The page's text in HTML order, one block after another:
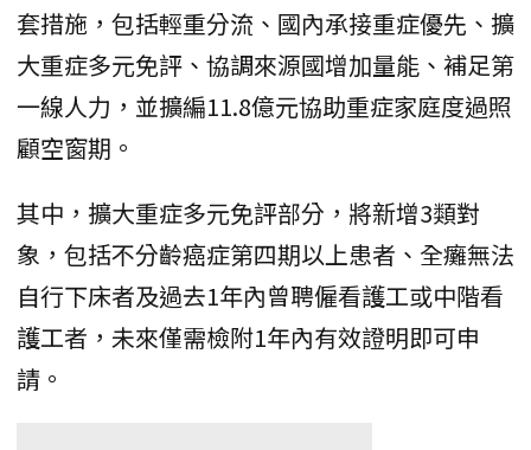
套措施，包括輕重分流、國內承接重症優先、擴
大重症多元免評、協調來源國增加量能、補足第
一線人力，並擴編11.8億元協助重症家庭度過照
顧空窗期。
其中，擴大重症多元免評部分，將新增3類對
象，包括不分齡癌症第四期以上患者、全癱無法
自行下床者及過去1年內曾聘僱看護工或中階看
護工者，未來僅需檢附1年內有效證明即可申
請。